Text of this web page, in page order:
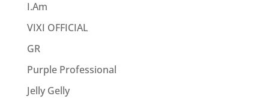
I.Am
VIXI OFFICIAL
GR
Purple Professional
Jelly Gelly